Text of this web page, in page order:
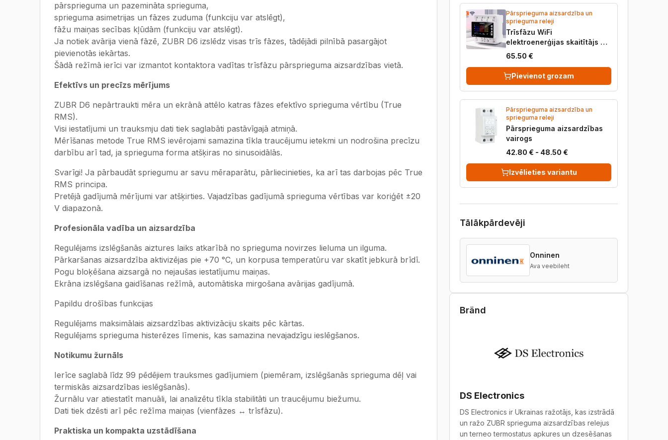
pārsprieguma un pazemināta sprieguma,
sprieguma asimetrijas un fāzes zuduma (funkciju var atslēgt),
fāžu maiņas secības kļūdām (funkciju var atslēgt).
Ja notiek avārija vienā fāzē, ZUBR D6 izslēdz visas trīs fāzes, tādējādi pilnībā pasargājot
pievienotās iekārtas.
Šādā režīmā ierīci var izmantot kontaktora vadītas trīsfāzu pārsprieguma aizsardzības vietā.
Efektīvs un precīzs mērījums
ZUBR D6 nepārtraukti mēra un ekrānā attēlo katras fāzes efektīvo sprieguma vērtību (True
RMS).
Visi iestatījumi un trauksmju dati tiek saglabāti pastāvīgajā atmiņā.
Mērīšanas metode True RMS ievērojami samazina tīkla traucējumu ietekmi un nodrošina precīzu
darbību arī tad, ja sprieguma forma atšķiras no sinusoidālās.
Svarīgi! Ja pārbaudāt spriegumu ar savu mēraparātu, pārliecinieties, ka arī tas darbojas pēc True
RMS principa.
Pretējā gadījumā mērījumi var atšķirties. Vajadzības gadījumā sprieguma vērtības var koriģēt ±20
V diapazonā.
Profesionāla vadība un aizsardzība
Regulējams izslēgšanās aiztures laiks atkarībā no sprieguma novirzes lieluma un ilguma.
Pārkaršanas aizsardzība aktivizējas pie +70 °C, un korpusa temperatūru var skatīt jebkurā brīdī.
Pogu bloķēšana aizsargā no nejaušas iestatījumu maiņas.
Ekrāna izslēgšana gaidīšanas režīmā, automātiska mirgošana avārijas gadījumā.
Papildu drošības funkcijas
Regulējams maksimālais aizsardzības aktivizāciju skaits pēc kārtas.
Regulējams sprieguma histerēzes līmenis, kas samazina nevajadzīgu ieslēgšanos.
Notikumu žurnāls
Ierīce saglabā līdz 99 pēdējiem trauksmes gadījumiem (piemēram, izslēgšanās sprieguma dēļ vai
termiskās aizsardzības ieslēgšanās).
Žurnālu var atiestatīt manuāli, lai analizētu tīkla stabilitāti un traucējumu biežumu.
Dati tiek dzēsti arī pēc režīma maiņas (vienfāzes ↔ trīsfāzu).
Praktiska un kompakta uzstādīšana
Pārsprieguma aizsardzība un
sprieguma releji
Trīsfāzu WiFi
elektroenerģijas skaitītājs un
sprieguma relejs KWS-
65.50 €
Pievienot grozam
Pārsprieguma aizsardzība un
sprieguma releji
Pārsprieguma aizsardzības
vairogs
42.80 € - 48.50 €
Izvēlieties variantu
Tālākpārdevēji
Onninen
Ava veebileht
Bränd
DS Electronics
DS Electronics ir Ukrainas ražotājs, kas izstrādā
un ražo ZUBR sprieguma aizsardzības relejus
un terneo termostatus apkures un dzesēšanas